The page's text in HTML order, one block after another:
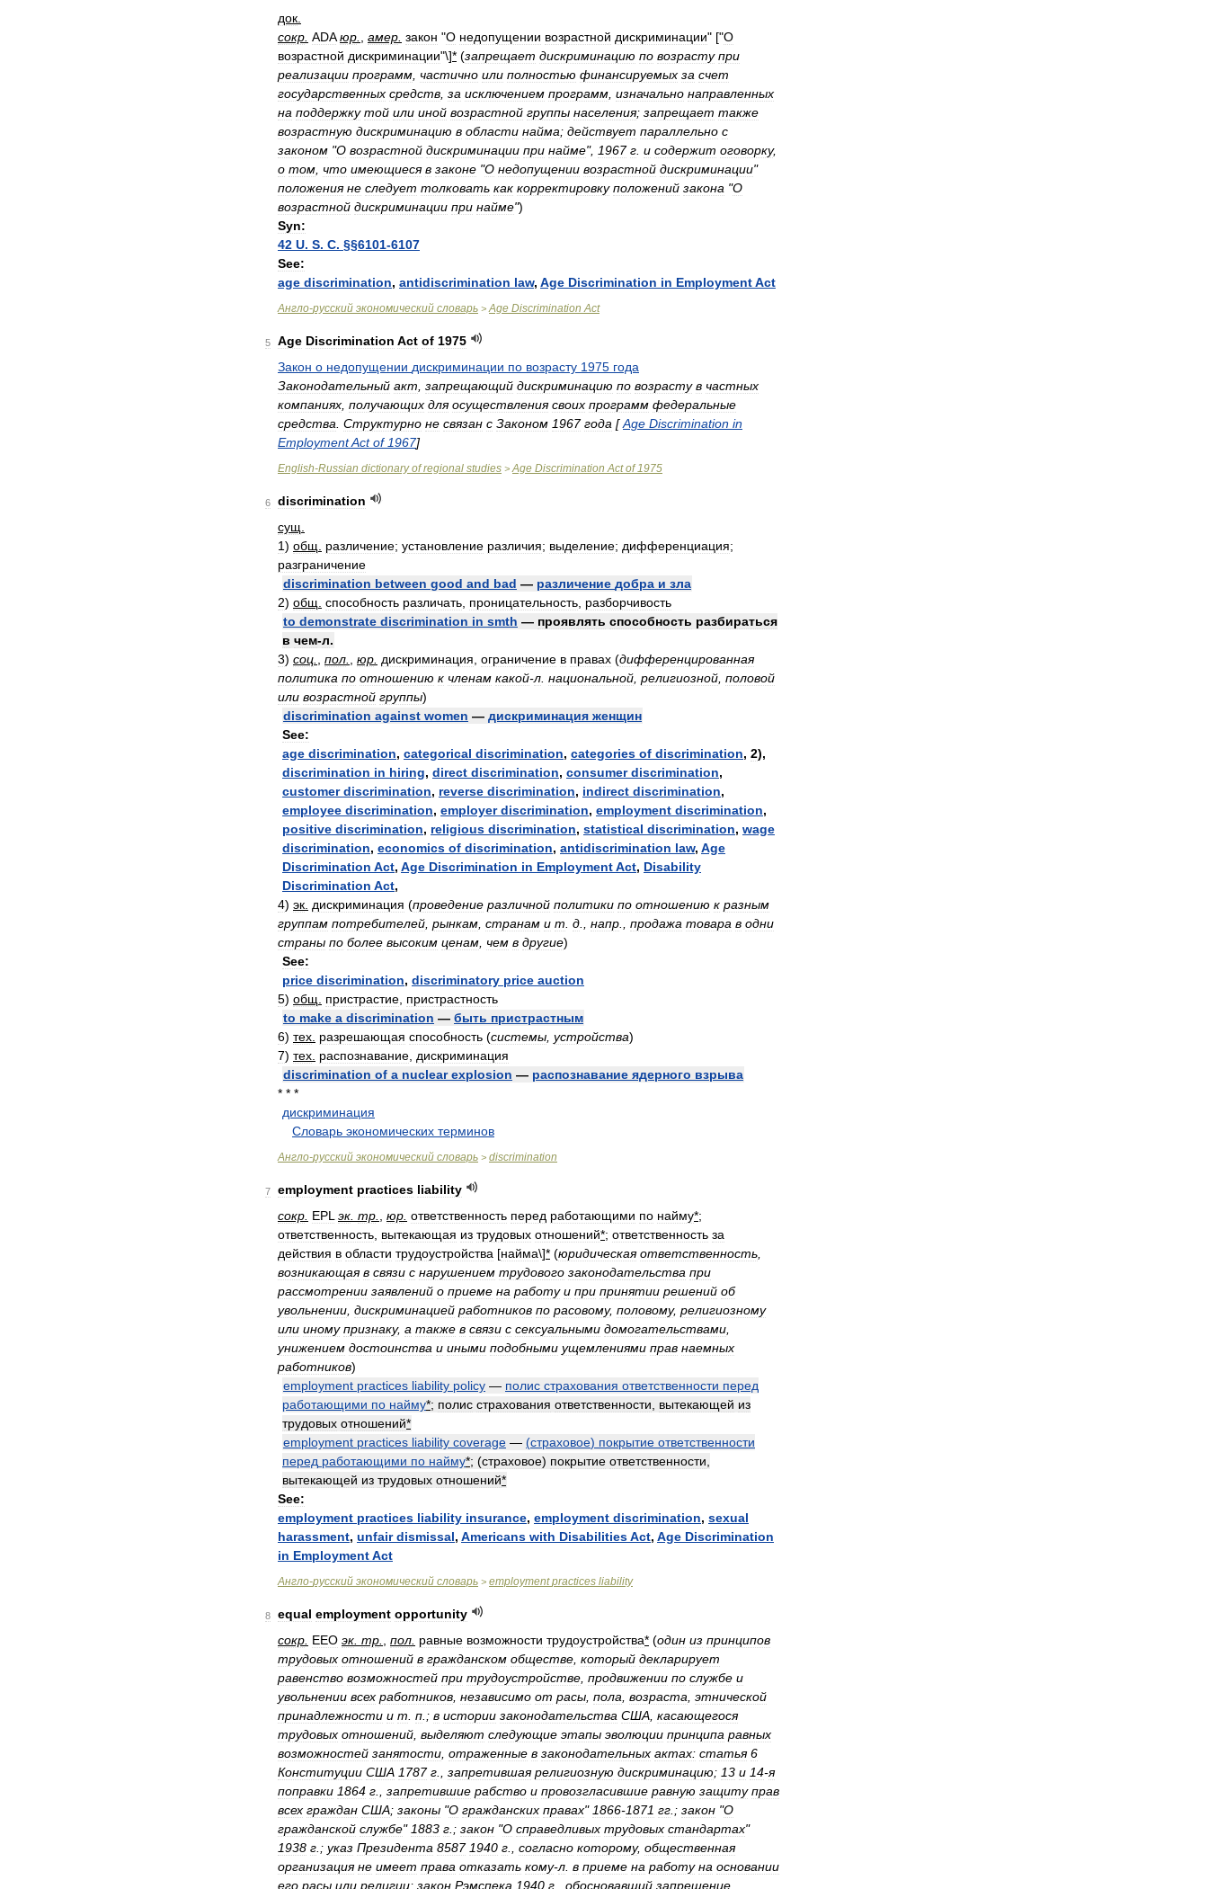
док
сокр ADA юр амер закон "О недопущении возрастной дискриминации" ["О
возрастной дискриминации"\]* (запрещает дискриминацию по возрасту при
реализации программ частично или полностью финансируемых за счет
государственных средств за исключением программ изначально направленных
на поддержку той или иной возрастной группы населения; запрещает также
возрастную дискриминацию в области найма; действует параллельно с
законом "О возрастной дискриминации при найме", 1967 г и содержит оговорку,
о том что имеющиеся в законе "О недопущении возрастной дискриминации"
положения не следует толковать как корректировку положений закона "О
возрастной дискриминации при найме")
Syn:
42 U. S. C. §§6101-6107
See:
age discrimination, antidiscrimination law, Age Discrimination in EmploymentAct
Англо-русский экономический словарь > Age Discrimination Act
5 Age Discrimination Act of 1975
Закон о недопущении дискриминации по возрасту 1975 года
Законодательный акт запрещающий дискриминацию по возрасту в частных
компаниях получающих для осуществления своих программ федеральные
средства Структурно не связан с Законом 1967 года [Age Discrimination in
EmploymentAct of 1967]
English-Russian dictionary of regional studies > Age Discrimination Act of 1975
6
discrimination
сущ
1) общ различение; установление различия; выделение; дифференциация;
разграничение
discrimination between good and bad — различение добра и зла
2) общ способность различать проницательность разборчивость
to demonstrate discrimination in smth — проявлять способность разбираться
в чем-л.
3) соц пол юр дискриминация ограничение в правах (дифференцированная
политика по отношению к членам какой-л национальной религиозной половой
или возрастной группы)
discrimination against women — дискриминация женщин
See:
age discrimination, categorical discrimination, categories of discrimination, 2),
discrimination in hiring, direct discrimination, consumer discrimination,
customer discrimination, reverse discrimination, indirect discrimination,
employee discrimination, employer discrimination, employment discrimination,
positive discrimination, religious discrimination, statistical discrimination, wage
discrimination, economics of discrimination, antidiscrimination law, Age
Discrimination Act, Age Discrimination in EmploymentAct, Disability
Discrimination Act,
4) эк дискриминация (проведение различной политики по отношению к разным
группам потребителей рынкам странам и т д напр продажа товара в одни
страны по более высоким ценам чем в другие)
See:
price discrimination, discriminatory price auction
5) общ пристрастие пристрастность
to make a discrimination — быть пристрастным
6) тех разрешающая способность (системы устройства)
7) тех распознавание дискриминация
discrimination of a nuclear explosion — распознавание ядерного взрыва
* * *
дискриминация
Словарь экономических терминов
Англо-русский экономический словарь > discrimination
7 employment practices liability
сокр EPL эк тр юр ответственность перед работающими по найму*;
ответственность вытекающая из трудовых отношений*; ответственность за
действия в области трудоустройства [найма\]* (юридическая ответственность
возникающая в связи с нарушением трудового законодательства при
рассмотрении заявлений о приеме на работу и при принятии решений об
увольнении дискриминацией работников по расовому, половому, религиозному
или иному признаку, а также в связи с сексуальными домогательствами
унижением достоинства и иными подобными ущемлениями прав наемных
работников)
employment practices liability policy — полис страхования ответственности перед
работающими по найму*; полис страхования ответственности вытекающей из
трудовых отношений*
employment practices liability coverage — (страховое) покрытие ответственности
перед работающими по найму*; (страховое) покрытие ответственности
вытекающей из трудовых отношений*
See:
employment practices liability insurance, employment discrimination, sexual
harassment, unfair dismissal, Americans with DisabilitiesAct, Age Discrimination
in EmploymentAct
Англо-русский экономический словарь > employment practices liability
8 equal employment opportunity
сокр EEO эк тр пол равные возможности трудоустройства* (один из принципов
трудовых отношений в гражданском обществе который декларирует
равенство возможностей при трудоустройстве продвижении по службе и
увольнении всех работников независимо от расы пола возраста этнической
принадлежности и т п .; в истории законодательства США касающегося
трудовых отношений выделяют следующие этапы эволюции принципа равных
возможностей занятости отраженные в законодательных актах: статья 6
Конституции США 1787 г запретившая религиозную дискриминацию; 13 и 14-я
поправки 1864 г запретившие рабство и провозгласившие равную защиту прав
всех граждан США; законы "О гражданских правах" 1866-1871 гг .; закон "О
гражданской службе" 1883 г .; закон "О справедливых трудовых стандартах"
1938 г .; указ Президента 8587 1940 г согласно которому, общественная
организация не имеет права отказать кому-л в приеме на работу на основании
его расы или религии; закон Рэмспека 1940 г обосновавший запрещение